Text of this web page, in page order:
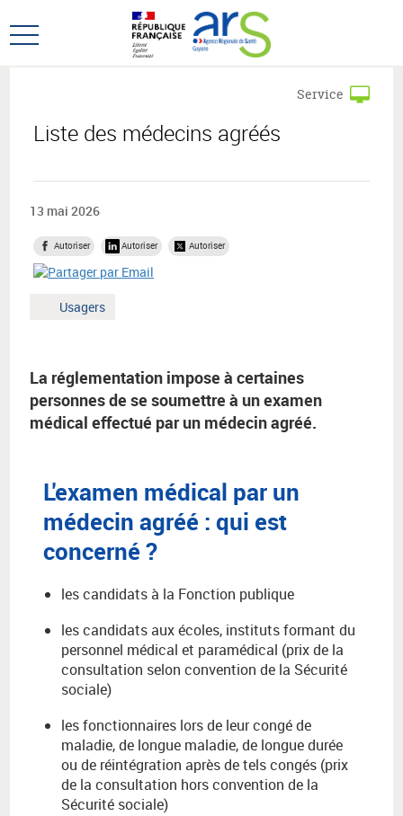
au
menu
au
contenu
Ouvrir
Liste des médecins agréés
Service
13 mai 2026
Autoriser Autoriser Autoriser
Mot
Usagers
La réglementation impose à certaines
personnes de se soumettre à un examen
médical effectué par un médecin agréé.
L'examen médical par un
médecin agréé : qui est
concerné ?
les candidats à la Fonction publique
les candidats aux écoles, instituts formant du
personnel médical et paramédical (prix de la
consultation selon convention de la Sécurité
sociale)
les fonctionnaires lors de leur congé de
maladie, de longue maladie, de longue durée
ou de réintégration après de tels congés (prix
de la consultation hors convention de la
Sécurité sociale)